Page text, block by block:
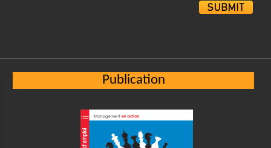
Publication